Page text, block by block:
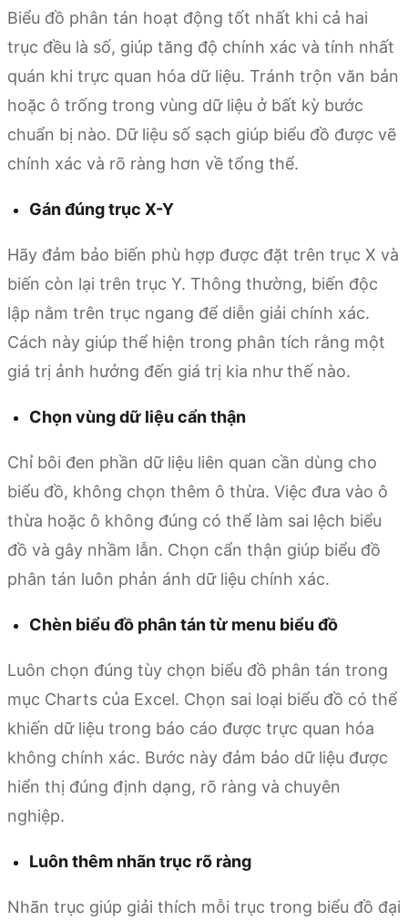
Biểu đồ phân tán hoạt động tốt nhất khi cả hai
trục đều là số, giúp tăng độ chính xác và tính nhất
quán khi trực quan hóa dữ liệu. Tránh trộn văn bản
hoặc ô trống trong vùng dữ liệu ở bất kỳ bước
chuẩn bị nào. Dữ liệu số sạch giúp biểu đồ được vẽ
chính xác và rõ ràng hơn về tổng thể.
Gán đúng trục X-Y
Hãy đảm bảo biến phù hợp được đặt trên trục X và
biến còn lại trên trục Y. Thông thường, biến độc
lập nằm trên trục ngang để diễn giải chính xác.
Cách này giúp thể hiện trong phân tích rằng một
giá trị ảnh hưởng đến giá trị kia như thế nào.
Chọn vùng dữ liệu cẩn thận
Chỉ bôi đen phần dữ liệu liên quan cần dùng cho
biểu đồ, không chọn thêm ô thừa. Việc đưa vào ô
thừa hoặc ô không đúng có thể làm sai lệch biểu
đồ và gây nhầm lẫn. Chọn cẩn thận giúp biểu đồ
phân tán luôn phản ánh dữ liệu chính xác.
Chèn biểu đồ phân tán từ menu biểu đồ
Luôn chọn đúng tùy chọn biểu đồ phân tán trong
mục Charts của Excel. Chọn sai loại biểu đồ có thể
khiến dữ liệu trong báo cáo được trực quan hóa
không chính xác. Bước này đảm bảo dữ liệu được
hiển thị đúng định dạng, rõ ràng và chuyên
nghiệp.
Luôn thêm nhãn trục rõ ràng
Nhãn trục giúp giải thích mỗi trục trong biểu đồ đại